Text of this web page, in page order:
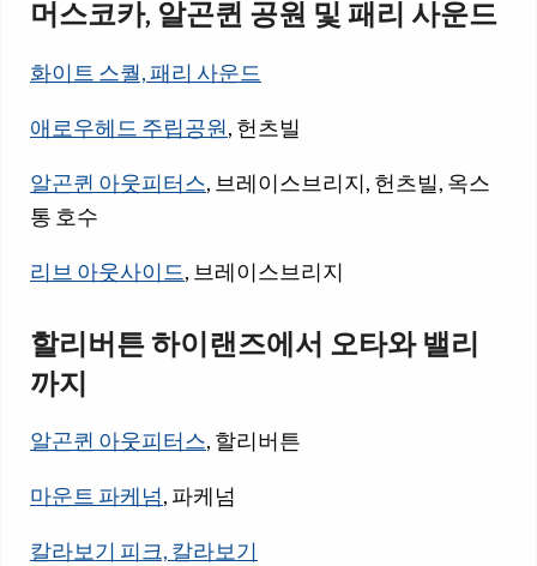
머스코카, 알곤퀸 공원 및 패리 사운드
화이트 스퀄, 패리 사운드
애로우헤드 주립공원, 헌츠빌
알곤퀸 아웃피터스, 브레이스브리지, 헌츠빌, 옥스
통 호수
리브 아웃사이드, 브레이스브리지
할리버튼 하이랜즈에서 오타와 밸리
까지
알곤퀸 아웃피터스, 할리버튼
마운트 파케넘, 파케넘
칼라보기 피크, 칼라보기